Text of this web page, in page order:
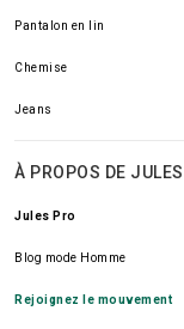
Pantalon en lin
Chemise
Jeans
À PROPOS DE JULES
Jules Pro
Blog mode Homme
Rejoignez le mouvement